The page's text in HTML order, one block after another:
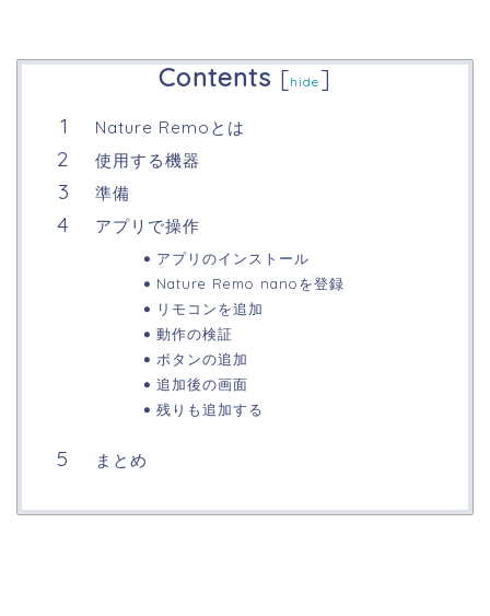
Contents [hide ]
Nature Remoとは
使用する機器
準備
アプリで操作
アプリのインストール
Nature Remo nanoを登録
リモコンを追加
動作の検証
ボタンの追加
追加後の画面
残りも追加する
まとめ